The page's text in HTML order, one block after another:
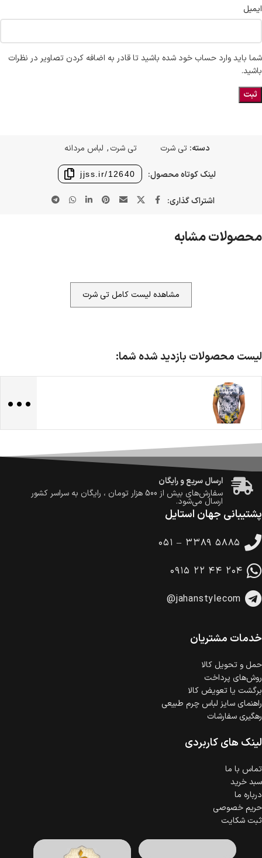
ایمیل
شما باید وارد حساب خود شده باشید تا قادر به اضافه کردن تصاویر در نظرات
باشید.
دسته: تی شرت تی شرت, لباس مردانه
لینک کوتاه محصول: jjss.ir/12640
اشتراک گذاری:
محصولات مشابه
مشاهده لیست کامل تی شرت
لیست محصولات بازدید شده شما:
...
ضمانت اصالت کالا
گارانتی معتبر برای تمامی محصولات ارائه می‌شود.
ارسال سریع و رایگان
سفارش‌های بیش از 500 هزار تومان ، رایگان به سراسر کشور
ارسال می‌شود.
ضمانت بازگشت کالا
در هنگام خرید محصول، امکان انتخاب پرداخت در محل
وجود دارد.
خرید اقساطی با شرایط آسان و بدون ضامن امکان‌پذیر
است.
گارانتی معتبر برای تمامی محصولات ارائه می‌شود.
پشتیبانی جهان استایل
۰۵۱ – ۳۳۸۹ ۵۸۸۵
۰۹۱۵ ۲۲ ۴۴ ۲۰۴
@jahanstylecom
خدمات مشتریان
حمل‌ و تحویل کالا
روش‌های پرداخت
برگشت یا تعویض کالا
راهنمای سایز لباس چرم طبیعی
رهگیری سفارشات
لینک های کاربردی
تماس با ما
سبد خرید
درباره ما
حریم خصوصی
ثبت شکایت